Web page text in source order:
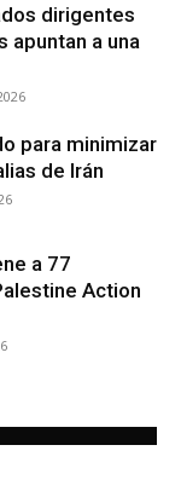
dirigentes
apuntan a una
para minimizar
de Irán
a 77
Action